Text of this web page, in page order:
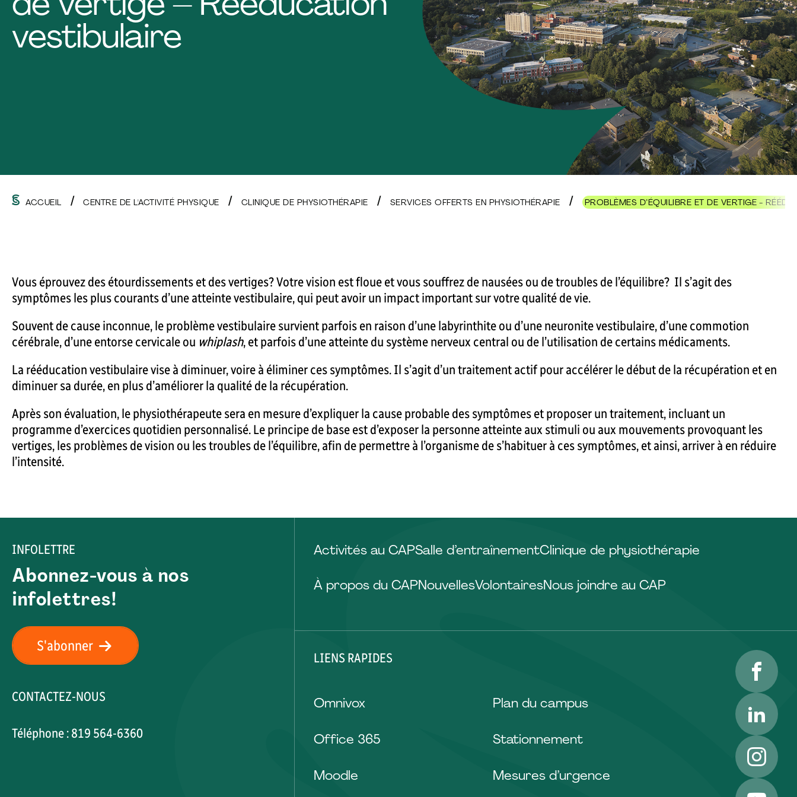
vestibulaire
ACCUEIL CENTRE DE L'ACTIVITÉ PHYSIQUE CLINIQUE DE PHYSIOTHÉRAPIE SERVICES OFFERTS EN PHYSIOTHÉRAPIE PROBLÈMES D’ÉQUILIBRE ET DE VERTIGE -
Vous éprouvez des étourdissements et des vertiges? Votre vision est floue et vous souffrez de nausées ou de troubles de l’équilibre? Il s’agit des
symptômes les plus courants d’une atteinte vestibulaire, qui peut avoir un impact important sur votre qualité de vie.
Souvent de cause inconnue, le problème vestibulaire survient parfois en raison d’une labyrinthite ou d’une neuronite vestibulaire, d’une commotion
cérébrale, d’une entorse cervicale ou whiplash, et parfois d’une atteinte du système nerveux central ou de l’utilisation de certains médicaments.
La rééducation vestibulaire vise à diminuer, voire à éliminer ces symptômes. Il s’agit d’un traitement actif pour accélérer le début de la récupération et en
diminuer sa durée, en plus d’améliorer la qualité de la récupération.
Après son évaluation, le physiothérapeute sera en mesure d’expliquer la cause probable des symptômes et proposer un traitement, incluant un
programme d’exercices quotidien personnalisé. Le principe de base est d’exposer la personne atteinte aux stimuli ou aux mouvements provoquant les
vertiges, les problèmes de vision ou les troubles de l’équilibre, afin de permettre à l’organisme de s’habituer à ces symptômes, et ainsi, arriver à en réduire
l’intensité.
INFOLETTRE
Abonnez-vous à nos
infolettres!
S'abonner
CONTACTEZ-NOUS
Téléphone : 819 564-6360
Activités au CAPSalle d’entraînementClinique de physiothérapie
À propos du CAPNouvellesVolontairesNous joindre au CAP
LIENS RAPIDES
Omnivox
Office 365
Moodle
Plan du campus
Stationnement
Mesures d’urgence